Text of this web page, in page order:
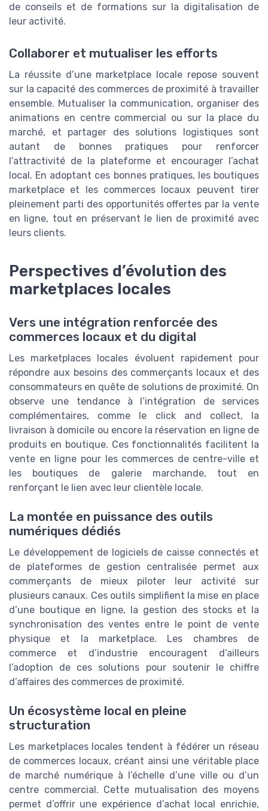
de conseils et de formations sur la digitalisation de
leur activité.
Collaborer et mutualiser les efforts
La réussite d’une marketplace locale repose souvent
sur la capacité des commerces de proximité à travailler
ensemble. Mutualiser la communication, organiser des
animations en centre commercial ou sur la place du
marché, et partager des solutions logistiques sont
autant de bonnes pratiques pour renforcer
l’attractivité de la plateforme et encourager l’achat
local. En adoptant ces bonnes pratiques, les boutiques
marketplace et les commerces locaux peuvent tirer
pleinement parti des opportunités offertes par la vente
en ligne, tout en préservant le lien de proximité avec
leurs clients.
Perspectives d’évolution des
marketplaces locales
Vers une intégration renforcée des
commerces locaux et du digital
Les marketplaces locales évoluent rapidement pour
répondre aux besoins des commerçants locaux et des
consommateurs en quête de solutions de proximité. On
observe une tendance à l’intégration de services
complémentaires, comme le click and collect, la
livraison à domicile ou encore la réservation en ligne de
produits en boutique. Ces fonctionnalités facilitent la
vente en ligne pour les commerces de centre-ville et
les boutiques de galerie marchande, tout en
renforçant le lien avec leur clientèle locale.
La montée en puissance des outils
numériques dédiés
Le développement de logiciels de caisse connectés et
de plateformes de gestion centralisée permet aux
commerçants de mieux piloter leur activité sur
plusieurs canaux. Ces outils simplifient la mise en place
d’une boutique en ligne, la gestion des stocks et la
synchronisation des ventes entre le point de vente
physique et la marketplace. Les chambres de
commerce et d’industrie encouragent d’ailleurs
l’adoption de ces solutions pour soutenir le chiffre
d’affaires des commerces de proximité.
Un écosystème local en pleine
structuration
Les marketplaces locales tendent à fédérer un réseau
de commerces locaux, créant ainsi une véritable place
de marché numérique à l’échelle d’une ville ou d’un
centre commercial. Cette mutualisation des moyens
permet d’offrir une expérience d’achat local enrichie,